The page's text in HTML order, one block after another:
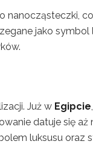
nanocząsteczki,
jako symbol
Już w Egipcie,
datuje się aż
luksusu oraz